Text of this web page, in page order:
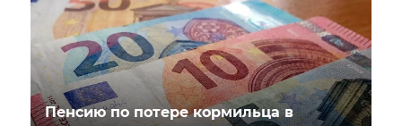
Пенсию по потере кормильца в